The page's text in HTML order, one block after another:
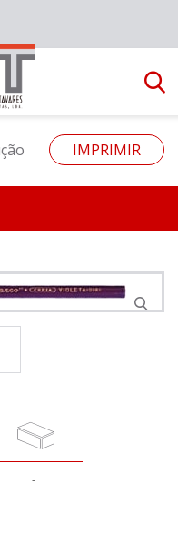
IMPRIMIR
-